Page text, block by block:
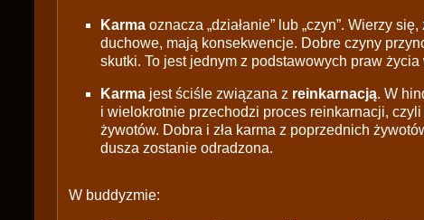
Karma oznacza „działanie” lub „czyn”. Wierzy
duchowe, mają konsekwencje. Dobre czyny
skutki. To jest jednym z podstawowych praw
Karma jest ściśle związana z reinkarnacją. W
i wielokrotnie przechodzi proces reinkarnacji,
żywotów. Dobra i zła karma z poprzednich
dusza zostanie odradzona.
W buddyzmie: